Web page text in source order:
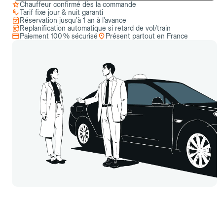
Chauffeur confirmé dès la commande
Tarif fixe jour & nuit garanti
Réservation jusqu’à 1 an à l’avance
Replanification automatique si retard de vol/train
Paiement 100 % sécurisé
Présent partout en France